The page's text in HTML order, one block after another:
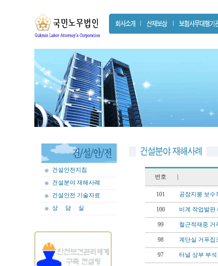
건설안전지침
건설분야 재해사례
건설안전 기술자료
상 담 실
번호
101 공장지붕 보수
100 비계 작업발판
99 철근적재중 거
98 계단실 거푸집
97 터널 상부 부